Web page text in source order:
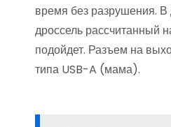
время без разрушения.
дроссель рассчитанный
подойдет. Разъем на
типа USB-A (мама).